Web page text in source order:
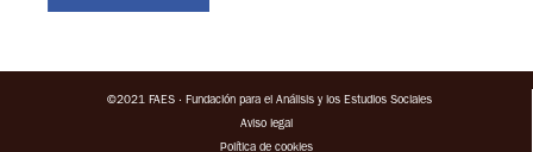
©2021 FAES · Fundación para el Análisis y los Estudios Sociales
Aviso legal
Política de cookies